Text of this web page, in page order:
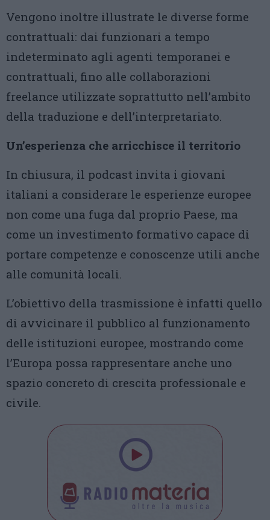
Vengono inoltre illustrate le diverse forme
contrattuali: dai funzionari a tempo
indeterminato agli agenti temporanei e
contrattuali, fino alle collaborazioni
freelance utilizzate soprattutto nell’ambito
della traduzione e dell’interpretariato.
Un’esperienza che arricchisce il territorio
In chiusura, il podcast invita i giovani
italiani a considerare le esperienze europee
non come una fuga dal proprio Paese, ma
come un investimento formativo capace di
portare competenze e conoscenze utili anche
alle comunità locali.
L’obiettivo della trasmissione è infatti quello
di avvicinare il pubblico al funzionamento
delle istituzioni europee, mostrando come
l’Europa possa rappresentare anche uno
spazio concreto di crescita professionale e
civile.